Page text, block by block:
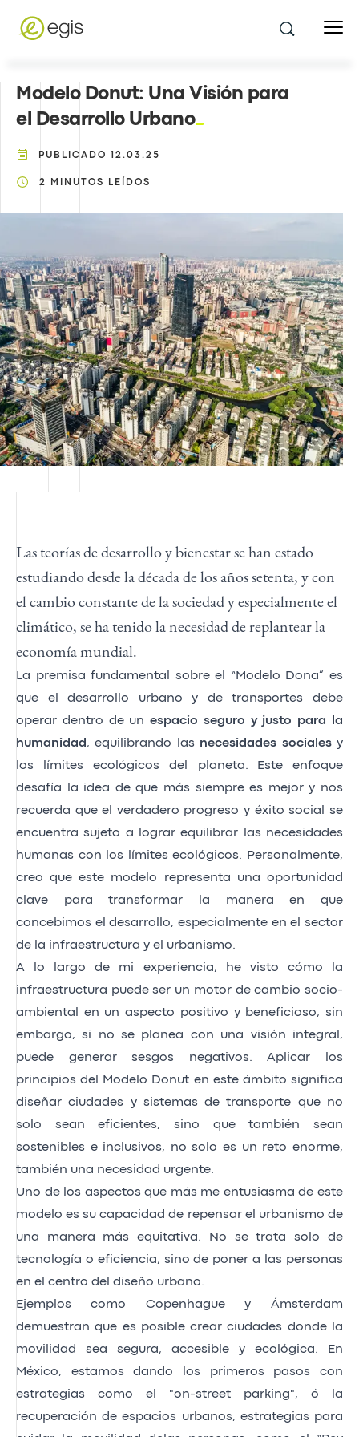
Modelo Donut: Una Visión para
el Desarrollo Urbano
PUBLICADO 12.03.25
2 MINUTOS LEÍDOS
Las teorías de desarrollo y bienestar se han estado
estudiando desde la década de los años setenta, y con
el cambio constante de la sociedad y especialmente el
climático, se ha tenido la necesidad de replantear la
economía mundial.
La premisa fundamental sobre el “Modelo Dona” es
que el desarrollo urbano y de transportes debe
operar dentro de unespacio seguro y justo para la
humanidad , equilibrando las necesidades socialesy
los límites ecológicos del planeta. Este enfoque
desafía la idea de que más siempre es mejor y nos
recuerda que el verdadero progreso y éxito social se
encuentra sujeto a lograr equilibrar las necesidades
humanas con los límites ecológicos. Personalmente,
creo que este modelo representa una oportunidad
clave para transformar la manera en que
concebimos el desarrollo, especialmente en el sector
de la infraestructura y el urbanismo.
A lo largo de mi experiencia, he visto cómo la
infraestructura puede ser un motor de cambio socio-
ambiental en un aspecto positivo y beneficioso, sin
embargo, si no se planea con una visión integral,
puede generar sesgos negativos. Aplicar los
principios del Modelo Donut en este ámbito significa
diseñar ciudades y sistemas de transporte que no
solo sean eficientes, sino que también sean
sostenibles e inclusivos, no solo es un reto enorme,
también una necesidad urgente.
Uno de los aspectos que más me entusiasma de este
modelo es su capacidad de repensar el urbanismo de
una manera más equitativa. No se trata solo de
tecnología o eficiencia, sino de poner a las personas
en el centro del diseño urbano.
Ejemplos como Copenhague y Ámsterdam
demuestran que es posible crear ciudades donde la
movilidad sea segura, accesible y ecológica. En
México, estamos dando los primeros pasos con
estrategias como el "on-street parking", ó la
recuperación de espacios urbanos, estrategias para